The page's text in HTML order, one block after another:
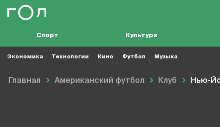
Спорт Культура
Экономика Технологии Кино Футбол Музыка
Главная Американский футбол Клуб Нью-